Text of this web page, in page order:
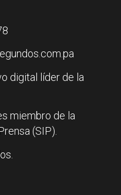
digital líder de la
miembro de la
(SIP).